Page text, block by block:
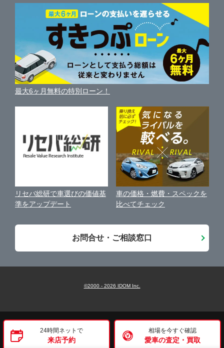
24時間ネットで
来店予約
相場を今すぐ確認
愛車の査定・買取
中古車人気ランキング
自動車ローンを調べる
ガリバーの自動車ローン
車買い替えの基礎知識
近くのお店で車を探す
車を売る時よくある質問
便利な査定サービス
中古車買取相場（毎月更新）
車の個人売買ガイド
新車・中古車カタログ
車の燃費を調べる
車種別クチコミ
車比較サイト
サイトマップ
サイトの使用条件
利用規約
保険代理店業務に関する基本方針
古物営業法に基づく表示
お客様の声
会社案内
最大6ヶ月無料の特別ローン！
リセバ総研で車選びの価値基
準をアップデート
車の価格・燃費・スペックを
比べてチェック
お問合せ・ご相談窓口
©2000 - 2026 IDOM Inc.